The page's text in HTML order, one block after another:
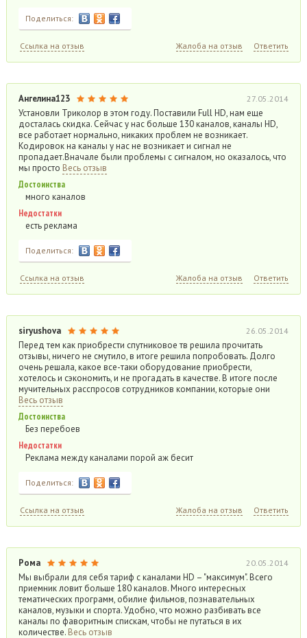
Поделиться:
Ссылка на отзыв Жалоба на отзыв Ответить
Ангелина123 27.05.2014
Установли Триколор в этом году. Поставили Full HD, нам еще
досталась скидка. Сейчас у нас больше 130 каналов, каналы HD,
все работает нормально, никаких проблем не возникает.
Кодировок на каналы у нас не возникает и сигнал не
пропадает.Вначале были проблемы с сигналом, но оказалось, что
мы просто Весь отзыв
Достоинства
много каналов
Недостатки
есть реклама
Поделиться:
Ссылка на отзыв Жалоба на отзыв Ответить
siryushova 26.05.2014
Перед тем как приобрести спутниковое тв решила прочитать
отзывы, ничего не смутило, в итоге решила попробовать. Долго
очень решала, какое все-таки оборудование приобрести,
хотелось и сэкономить, и не прогадать в качестве. В итоге после
мучительных расспросов сотрудников компании, которые они
Весь отзыв
Достоинства
Без перебоев
Недостатки
Реклама между каналами порой аж бесит
Поделиться:
Ссылка на отзыв Жалоба на отзыв Ответить
Рома 20.05.2014
Мы выбрали для себя тариф с каналами HD – "максимум". Всего
приемник ловит больше 180 каналов. Много интересных
тематических программ, обилие фильмов, познавательных
каналов, музыки и спорта. Удобно, что можно разбивать все
каналы по фаворитным спискам, чтобы не путаться в их
количестве. Весь отзыв